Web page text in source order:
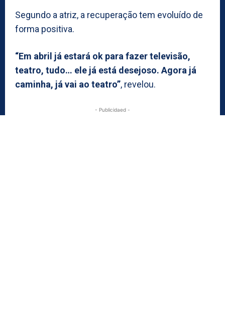
Segundo a atriz, a recuperação tem evoluído de
forma positiva.
“Em abril já estará ok para fazer televisão,
teatro, tudo… ele já está desejoso. Agora já
caminha, já vai ao teatro”, revelou.
- Publicidaed -